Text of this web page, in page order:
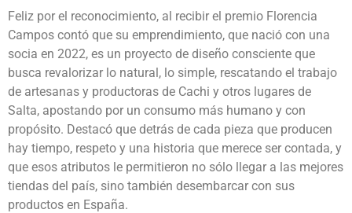
Feliz por el reconocimiento, al recibir el premio Florencia
Campos contó que su emprendimiento, que nació con una
socia en 2022, es un proyecto de diseño consciente que
busca revalorizar lo natural, lo simple, rescatando el trabajo
de artesanas y productoras de Cachi y otros lugares de
Salta, apostando por un consumo más humano y con
propósito. Destacó que detrás de cada pieza que producen
hay tiempo, respeto y una historia que merece ser contada, y
que esos atributos le permitieron no sólo llegar a las mejores
tiendas del país, sino también desembarcar con sus
productos en España.